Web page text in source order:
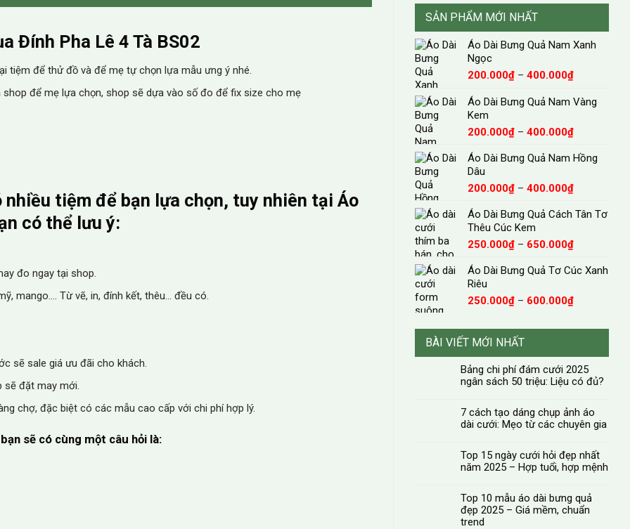
SẢN PHẨM MỚI NHẤT
Áo Dài Bưng Quả Nam Xanh
Ngọc
200.000₫ – 400.000₫Khoảng
từ
đến
Áo Dài Bưng Quả Nam Vàng
Kem
200.000₫ – 400.000₫Khoảng
từ
đến
Áo Dài Bưng Quả Nam Hồng
Dâu
200.000₫ – 400.000₫Khoảng
từ
đến
Áo Dài Bưng Quả Cách Tân Tơ
Thêu Cúc Kem
250.000₫ – 650.000₫Khoảng
từ
đến
Áo Dài Bưng Quả Tơ Cúc Xanh
Riêu
250.000₫ – 600.000₫Khoảng
từ
600.000₫
BÀI VIẾT MỚI NHẤT
Bảng chi phí đám cưới 2025
ngân sách 50 triệu: Liệu có đủ?
7 cách tạo dáng chụp ảnh áo
dài cưới: Mẹo từ các chuyên gia
Top 15 ngày cưới hỏi đẹp nhất
năm 2025 – Hợp tuổi, hợp mệnh
Top 10 mẫu áo dài bưng quả
đẹp 2025 – Giá mềm, chuẩn
trend
Đính Pha Lê 4 Tà BS02
tiệm để thử đồ và để mẹ tự chọn lựa mẫu ưng ý nhé.
để mẹ lựa chọn, shop sẽ dựa vào số đo để fix size cho mẹ
tiệm để bạn lựa chọn, tuy nhiên tại Áo
có thể lưu ý:
đo ngay tại shop.
mango…. Từ vẽ, in, đính kết, thêu… đều có.
sẽ sale giá ưu đãi cho khách.
sẽ đặt may mới.
chợ, đặc biệt có các mẫu cao cấp với chi phí hợp lý.
sẽ có cùng một câu hỏi là: